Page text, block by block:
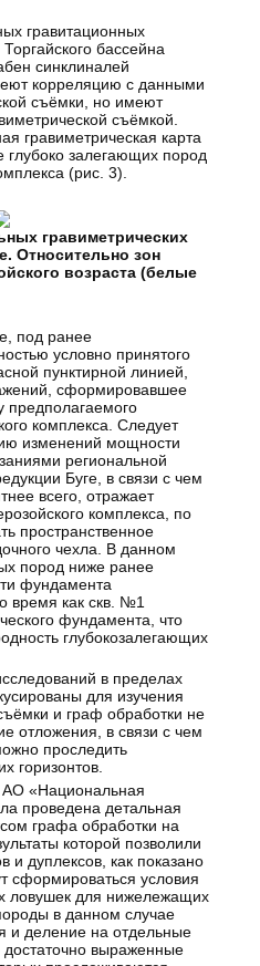
гравитационных
бассейна
синклиналей
корреляцию с данными
съёмки, но имеют
съёмкой.
гравиметрическая карта
глубоко залегающих пород
(рис. 3).
гравиметрических
Относительно зон
возраста (белые
под ранее
условно принятого
пунктирной линией,
сформировавшее
предполагаемого
комплекса. Следует
изменений мощности
региональной
Буге, в связи с чем
всего, отражает
комплекса, по
пространственное
чехла. В данном
пород ниже ранее
фундамента
время как скв. №1
фундамента, что
глубокозалегающих
в пределах
для изучения
и граф обработки не
отложения, в связи с чем
проследить
горизонтов.
«Национальная
проведена детальная
графа обработки на
которой позволили
и дуплексов, как показано
сформироваться условия
ловушек для нижележащих
в данном случае
и деление на отдельные
выраженные